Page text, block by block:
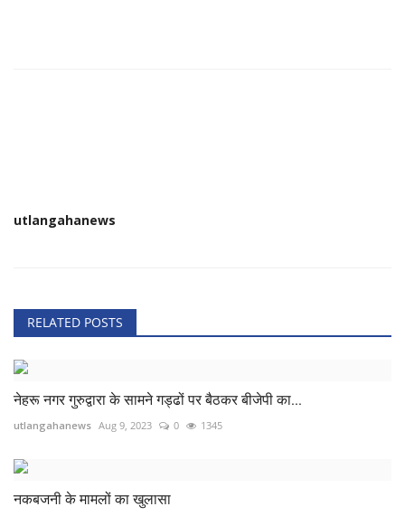
utlangahanews
RELATED POSTS
नेहरू नगर गुरुद्वारा के सामने गड्ढों पर बैठकर बीजेपी का...
utlangahanews Aug 9, 2023 0 1345
नकबजनी के मामलों का खुलासा